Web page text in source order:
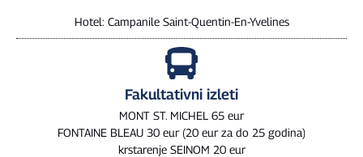
Hotel: Campanile Saint-Quentin-En-Yvelines
Fakultativni izleti
MONT ST. MICHEL 65 eur
FONTAINE BLEAU 30 eur (20 eur za do 25 godina)
krstarenje SEINOM 20 eur